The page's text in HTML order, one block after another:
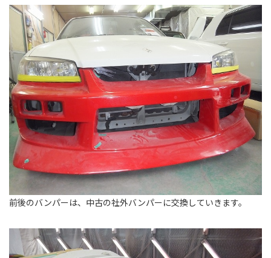
前後のバンパーは、中古の社外バンパーに交換していきます。